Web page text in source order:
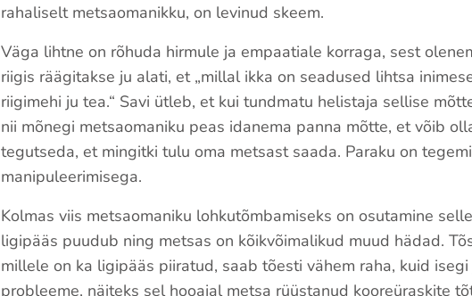
rahaliselt metsaomanikku, on levinud skeem.
Väga lihtne on rõhuda hirmule ja empaatiale korraga, sest
riigis räägitakse ju alati, et „millal ikka on seadused lihtsa
riigimehi ju tea.“ Savi ütleb, et kui tundmatu helistaja sellise
nii mõnegi metsaomaniku peas idanema panna mõtte, et võib
tegutseda, et mingitki tulu oma metsast saada. Paraku on
manipuleerimisega.
Kolmas viis metsaomaniku lohkutõmbamiseks on osutamine
ligipääs puudub ning metsas on kõikvõimalikud muud hädad.
millele on ka ligipääs piiratud, saab tõesti vähem raha, kuid
probleeme, näiteks sel hooajal metsa rüüstanud kooreüraskite